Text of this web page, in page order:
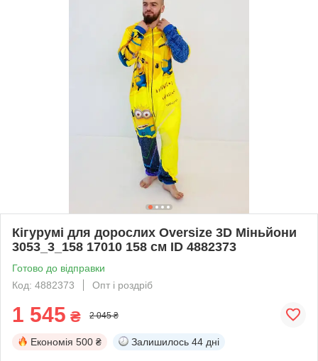
Кігурумі для дорослих Oversize 3D Міньйони
3053_3_158 17010 158 см ID 4882373
Готово до відправки
Код: 4882373
Опт і роздріб
1 545 ₴ 2 045 ₴
Економія 500 ₴ Залишилось 44 дні